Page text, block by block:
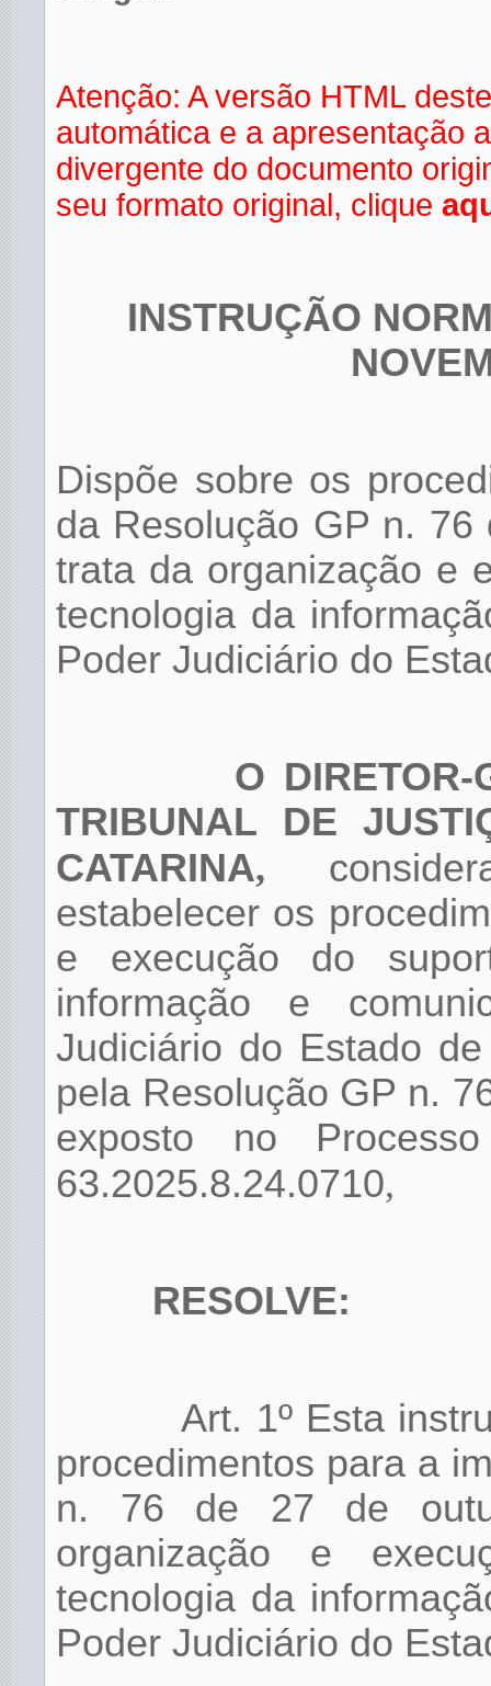
Atenção: A versão HTML
automática e a apresentação
divergente do documento
seu formato original, clique
INSTRUÇÃO
Dispõe sobre os
da Resolução GP n.
trata da organização e
tecnologia da
Poder Judiciário do
O DIRETOR-
TRIBUNAL DE
CATARINA,
estabelecer os
e execução do
informação e
Judiciário do Estado
pela Resolução GP n.
exposto no
63.2025.8.24.0710,
RESOLVE:
Art. 1º Esta
procedimentos para a
n. 76 de 27 de
organização e
tecnologia da
Poder Judiciário do